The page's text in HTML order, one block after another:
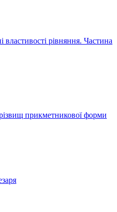
рівняння. Частина
прикметникової форми